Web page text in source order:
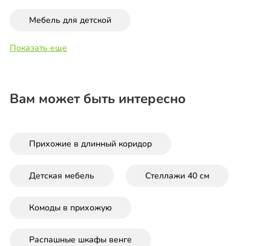
Мебель для детской
Показать еще
Вам может быть интересно
Прихожие в длинный коридор
Детская мебель Стеллажи 40 см
Комоды в прихожую
Распашные шкафы венге